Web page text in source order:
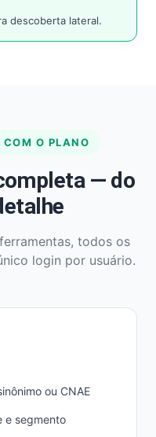
descoberta lateral.
O PLANO
— do
todos os
login por usuário.
ou CNAE
e segmento